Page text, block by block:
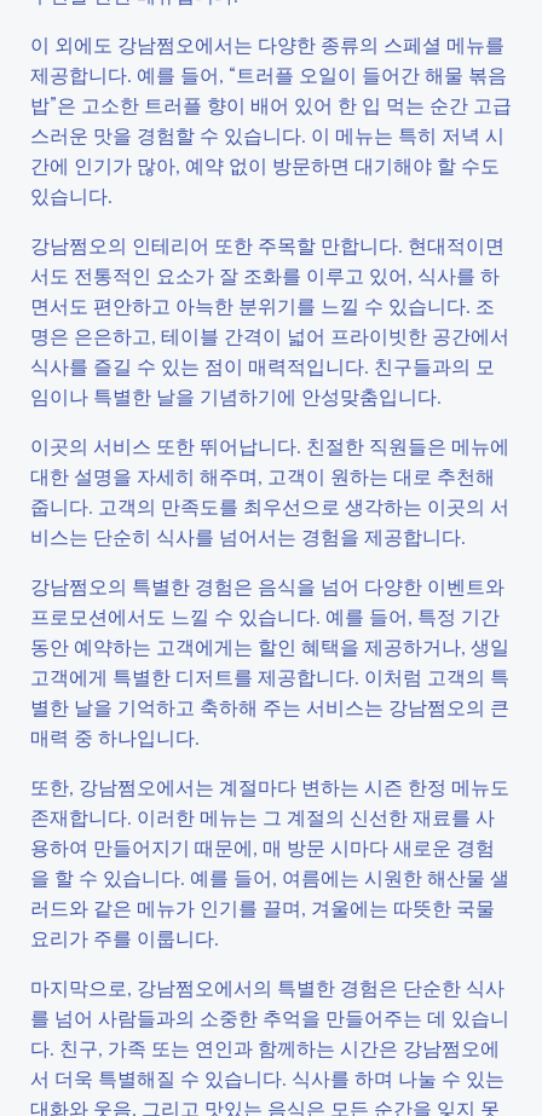
이 외에도 강남쩜오에서는 다양한 종류의 스페셜 메뉴를
제공합니다. 예를 들어, “트러플 오일이 들어간 해물 볶음
밥”은 고소한 트러플 향이 배어 있어 한 입 먹는 순간 고급
스러운 맛을 경험할 수 있습니다. 이 메뉴는 특히 저녁 시
간에 인기가 많아, 예약 없이 방문하면 대기해야 할 수도
있습니다.
강남쩜오의 인테리어 또한 주목할 만합니다. 현대적이면
서도 전통적인 요소가 잘 조화를 이루고 있어, 식사를 하
면서도 편안하고 아늑한 분위기를 느낄 수 있습니다. 조
명은 은은하고, 테이블 간격이 넓어 프라이빗한 공간에서
식사를 즐길 수 있는 점이 매력적입니다. 친구들과의 모
임이나 특별한 날을 기념하기에 안성맞춤입니다.
이곳의 서비스 또한 뛰어납니다. 친절한 직원들은 메뉴에
대한 설명을 자세히 해주며, 고객이 원하는 대로 추천해
줍니다. 고객의 만족도를 최우선으로 생각하는 이곳의 서
비스는 단순히 식사를 넘어서는 경험을 제공합니다.
강남쩜오의 특별한 경험은 음식을 넘어 다양한 이벤트와
프로모션에서도 느낄 수 있습니다. 예를 들어, 특정 기간
동안 예약하는 고객에게는 할인 혜택을 제공하거나, 생일
고객에게 특별한 디저트를 제공합니다. 이처럼 고객의 특
별한 날을 기억하고 축하해 주는 서비스는 강남쩜오의 큰
매력 중 하나입니다.
또한, 강남쩜오에서는 계절마다 변하는 시즌 한정 메뉴도
존재합니다. 이러한 메뉴는 그 계절의 신선한 재료를 사
용하여 만들어지기 때문에, 매 방문 시마다 새로운 경험
을 할 수 있습니다. 예를 들어, 여름에는 시원한 해산물 샐
러드와 같은 메뉴가 인기를 끌며, 겨울에는 따뜻한 국물
요리가 주를 이룹니다.
마지막으로, 강남쩜오에서의 특별한 경험은 단순한 식사
를 넘어 사람들과의 소중한 추억을 만들어주는 데 있습니
다. 친구, 가족 또는 연인과 함께하는 시간은 강남쩜오에
서 더욱 특별해질 수 있습니다. 식사를 하며 나눌 수 있는
대화와 웃음, 그리고 맛있는 음식은 모든 순간을 잊지 못